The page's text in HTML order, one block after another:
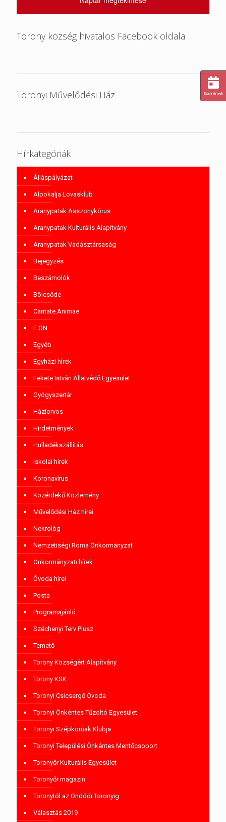
Torony község hivatalos Facebook oldala
Toronyi Művelődési Ház
Hírkategóriák
Álláspályázat
Alpokalja Lovasklub
Aranypatak Asszonykórus
Aranypatak Kulturális Alapítvány
Aranypatak Vadásztársaság
Bejegyzés
Beszámolók
Bölcsőde
Cantate Animae
E.ON
Egyéb
Egyházi hírek
Fekete István Állatvédő Egyesület
Gyógyszertár
Háziorvos
Hirdetmények
Hulladékszállítás
Iskolai hírek
Koronavírus
Közérdekű Közlemény
Művelődési Ház hírei
Nekrológ
Nemzetiségi Roma Önkormányzat
Önkormányzati hírek
Óvoda hírei
Posta
Programajánló
Széchenyi Terv Plusz
Temető
Torony Községért Alapítvány
Torony KSK
Toronyi Csicsergő Óvoda
Toronyi Önkéntes Tűzoltó Egyesület
Toronyi Szépkorúak Klubja
Toronyi Települési Önkéntes Mentőcsoport
Toronyőr Kulturális Egyesület
Toronyőr magazin
Toronytól az Ondódi Toronyig
Választás 2019
Események